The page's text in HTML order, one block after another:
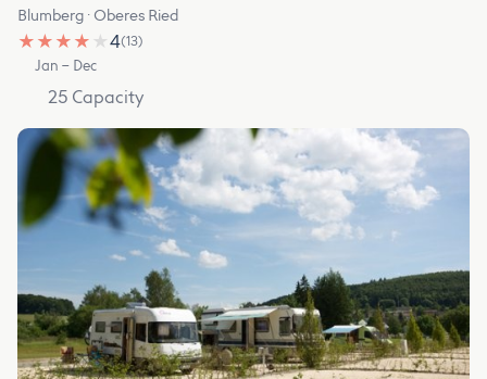
Blumberg · Oberes Ried
★ ★ ★ ★ ★4(13)
Jan – Dec
25 Capacity